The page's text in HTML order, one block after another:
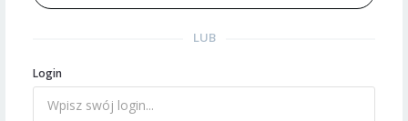
LUB
Login